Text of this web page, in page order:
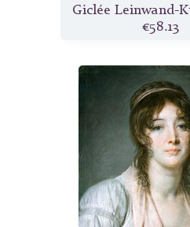
Giclée Leinwand-
€58.13